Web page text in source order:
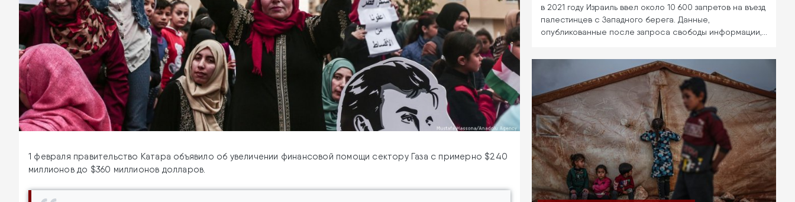
1 февраля правительство Катара объявило об увеличении финансовой помощи сектору Газа с примерно $240
миллионов до $360 миллионов долларов.
в 2021 году Израиль ввел около 10 600 запретов на въезд
палестинцев с Западного берега. Данные,
опубликованные после запроса свободы информации,…